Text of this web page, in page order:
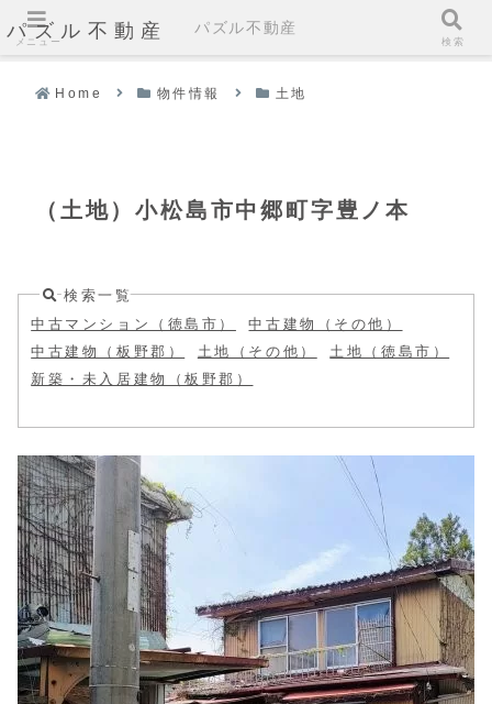
パズル不動産
Home 物件情報 土地
（土地）小松島市中郷町字豊ノ本
検索一覧
中古マンション（徳島市）
中古建物（その他）
中古建物（板野郡）
土地（その他）
土地（徳島市）
新築・未入居建物（板野郡）
メニュー
パズル不動産
検索